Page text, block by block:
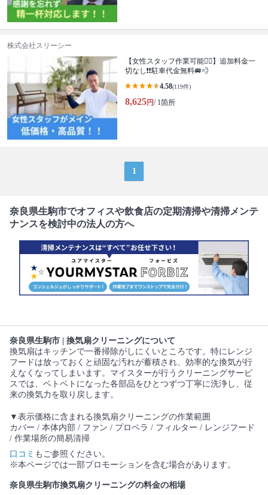
株式会社スリーシー
【女性スタッフ作業可能🙆‍♀️】追加料金一
切なし❗️❗️駐車代金無料🚐💨
4.58(119件)
8,625円/ 1箇所
1
奈良県生駒市でオフィスや飲食店の定期清掃や清掃メンテ
ナンスを検討中の法人の方へ
奈良県生駒市 | 換気扇クリーニングについて
換気扇はキッチンで一番掃除がしにくいところです。特にレンジ
フードは放っておくと頑固な汚れが蓄積され、効率的な換気が行
えなくなってしまいます。マイスターが行うクリーニングサービ
スでは、ベトベトになった各部品をひとつずつ丁寧に洗浄し、従
来の換気力を取り戻します。
▼表示価格に含まれる換気扇クリーニングの作業範囲
カバー / 本体内部 / ファン / プロペラ / フィルター / レンジフード
/ 作業場所の簡易清掃
口コミ もご参照ください。
※本ページでは一部プロモーションを含む場合があります。
奈良県生駒市換気扇クリーニングの料金の相場